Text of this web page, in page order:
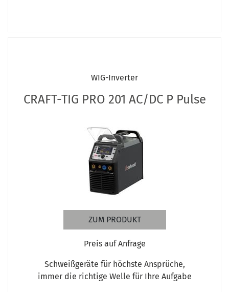
WIG-Inverter
CRAFT-TIG PRO 201 AC/DC P Pulse
ZUM PRODUKT
Preis auf Anfrage
Schweißgeräte für höchste Ansprüche,
immer die richtige Welle für Ihre Aufgabe